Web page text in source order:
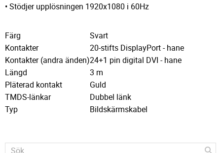
• Stödjer upplösningen 1920x1080 i 60Hz
Färg
Svart
Kontakter
20-stifts DisplayPort - hane
Kontakter (andra änden)24+1 pin digital DVI - hane
Längd
3 m
Pläterad kontakt
Guld
TMDS-länkar
Dubbel länk
Typ
Bildskärmskabel